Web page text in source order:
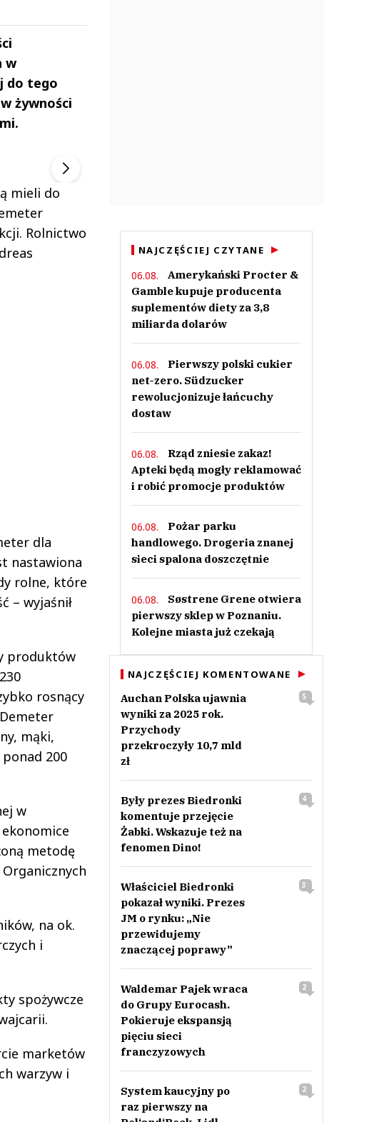
w
do tego
żywności
mieli do
Rolnictwo
dla
nastawiona
rolne, które
– wyjaśnił
produktów
rosnący
mąki,
200
w
metodę
na ok.
i
spożywcze
marketów
warzyw i
NAJCZĘŚCIEJ CZYTANE
06.08.
Amerykański Procter &
Gamble kupuje producenta
suplementów diety za 3,8
miliarda dolarów
06.08.
Pierwszy polski cukier
net-zero. Südzucker
rewolucjonizuje łańcuchy
dostaw
06.08.
Rząd zniesie zakaz!
Apteki będą mogły reklamować
i robić promocje produktów
06.08.
Pożar parku
handlowego. Drogeria znanej
sieci spalona doszczętnie
06.08.
Søstrene Grene otwiera
pierwszy sklep w Poznaniu.
Kolejne miasta już czekają
NAJCZĘŚCIEJ KOMENTOWANE
Auchan Polska ujawnia
wyniki za 2025 rok.
Przychody
przekroczyły 10,7 mld
zł
5
Były prezes Biedronki
komentuje przejęcie
Żabki. Wskazuje też na
fenomen Dino!
4
Właściciel Biedronki
pokazał wyniki. Prezes
JM o rynku: „Nie
przewidujemy
znaczącej poprawy”
3
Waldemar Pajek wraca
do Grupy Eurocash.
Pokieruje ekspansją
pięciu sieci
franczyzowych
2
System kaucyjny po
raz pierwszy na
2